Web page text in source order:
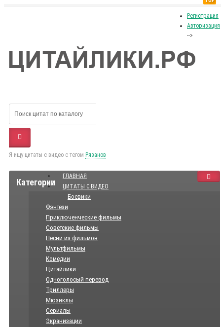
Регистрация
Авторизация
-->
Я ищу цитаты с видео с тегом Рязанов
Категории
ГЛАВНАЯ
ЦИТАТЫ С ВИДЕО
Боевики
Фэнтези
Приключенческие фильмы
Советские фильмы
Песни из фильмов
Мультфильмы
Комедии
Цитайлики
Одноголосый перевод
Триллеры
Мюзиклы
Сериалы
Экранизации